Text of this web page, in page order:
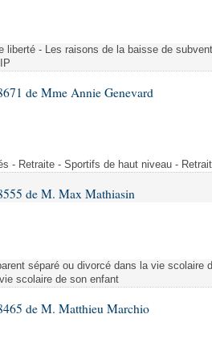
des lois
liberté - Les raisons de la baisse de
de Mme Annie Genevard
- Retraite - Sportifs de haut niveau -
de M. Max Mathiasin
séparé ou divorcé dans la vie scolaire
scolaire de son enfant
de M. Matthieu Marchio